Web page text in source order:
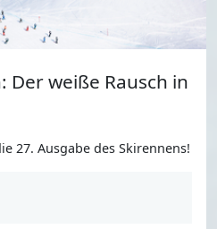
Der weiße Rausch in
27. Ausgabe des Skirennens!